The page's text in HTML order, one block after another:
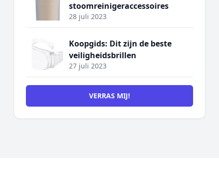
stoomreinigeraccessoires
28 juli 2023
Koopgids: Dit zijn de beste
veiligheidsbrillen
27 juli 2023
VERRAS MIJ!